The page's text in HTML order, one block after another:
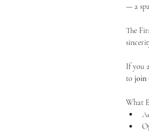
— a
The
If you
to join
What